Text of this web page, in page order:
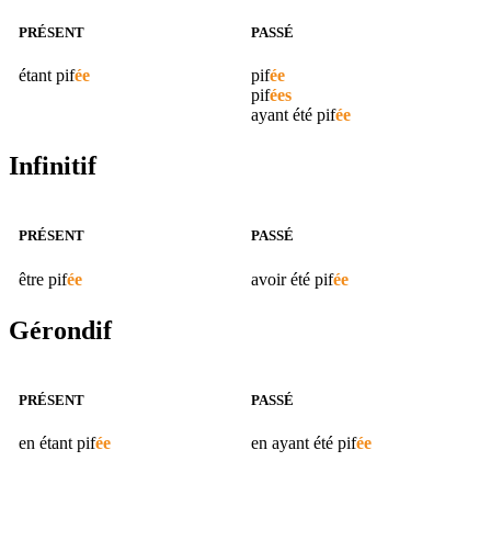
PRÉSENT
étant pifée
PASSÉ
pifée
pifées
ayant été pifée
Infinitif
PRÉSENT
être pifée
PASSÉ
avoir été pifée
Gérondif
PRÉSENT
en étant pifée
PASSÉ
en ayant été pifée